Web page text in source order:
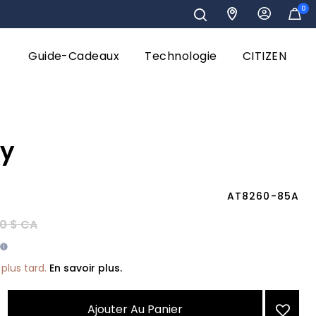
Guide-Cadeaux Technologie CITIZEN
0
AT8260-85A
de
$ CAà
tard. En savoir plus.
Ajouter Au Panier